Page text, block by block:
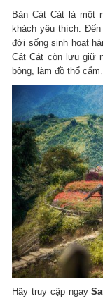
Bản Cát Cát là một
khách yêu thích.
đời sống sinh hoạt
Cát Cát còn lưu giữ
bông, làm đồ thổ
Hãy truy cập ngay